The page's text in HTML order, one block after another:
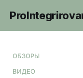
ОБЗОРЫ
ВИДЕО